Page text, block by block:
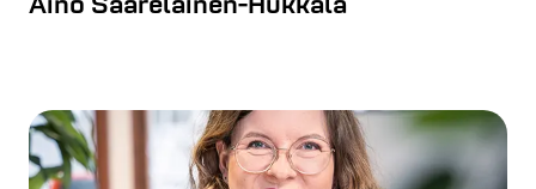
Aino Saarelainen-Hukkala